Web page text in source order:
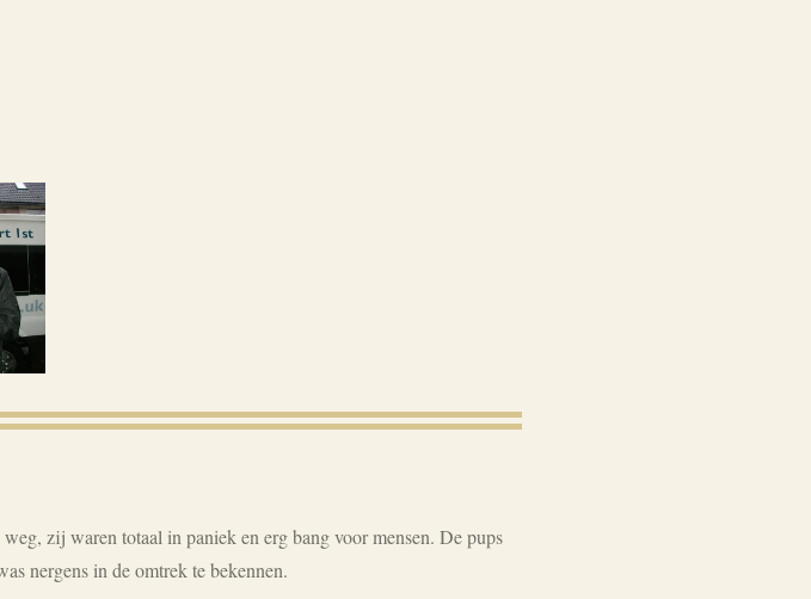
zij waren totaal in paniek en erg bang voor mensen. De pups
nergens in de omtrek te bekennen.